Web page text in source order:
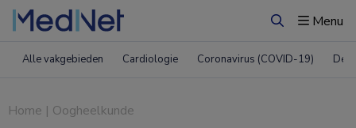
ZoekenMenu
Alle vakgebieden Cardiologie Coronavirus (COVID-19)
Home | Oogheelkunde